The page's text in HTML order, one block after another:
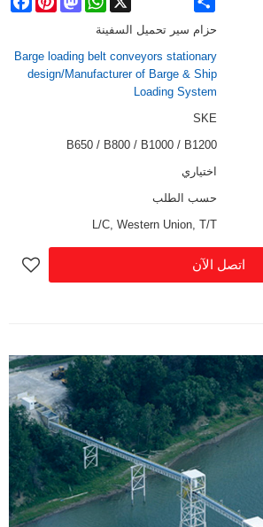
حزام سير تحميل السفينة
Barge loading belt conveyors stationary
design/Manufacturer of Barge & Ship
Loading System
SKE
B650 / B800 / B1000 / B1200
اختياري
حسب الطلب
L/C, Western Union, T/T
اتصل الآن